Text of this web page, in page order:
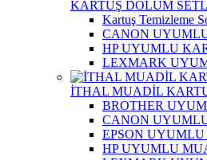
KARTUŞ DOLUM
Kartuş Temizleme
CANON
HP UYUMLU
LEXMARK
İTHAL MUADİL
BROTHER
CANON
EPSON
HP UYUMLU